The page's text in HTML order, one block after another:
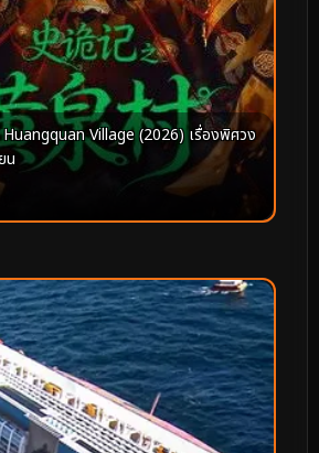
Village (2026) เรื่องพิศวง
น